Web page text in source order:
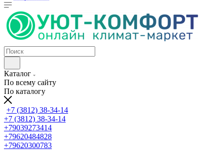
Каталог
По всему сайту
По каталогу
+7 (3812) 38-34-14
+7 (3812) 38-34-14
+79039273414
+79620484828
+79620300783